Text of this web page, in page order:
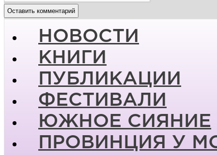
НОВОСТИ
КНИГИ
ПУБЛИКАЦИИ
ФЕСТИВАЛИ
ЮЖНОЕ СИЯНИЕ
ПРОВИНЦИЯ У